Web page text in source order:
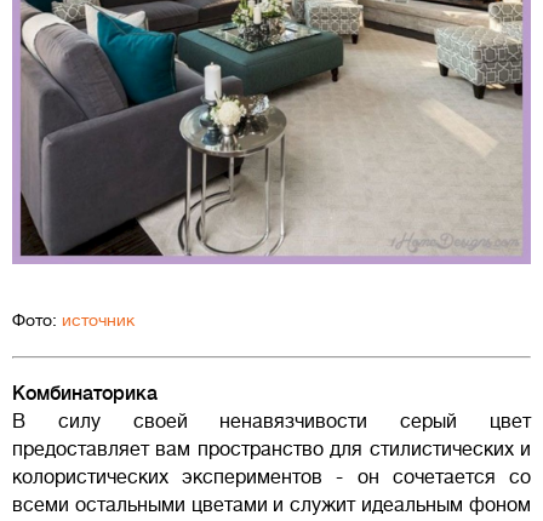
Фото: источник
Комбинаторика
В силу своей ненавязчивости серый цвет
предоставляет вам пространство для стилистических и
колористических экспериментов - он сочетается со
всеми остальными цветами и служит идеальным фоном